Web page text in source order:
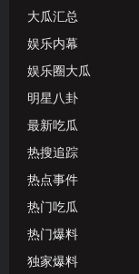
大瓜汇总
娱乐内幕
娱乐圈大瓜
明星八卦
最新吃瓜
热搜追踪
热点事件
热门吃瓜
热门爆料
独家爆料